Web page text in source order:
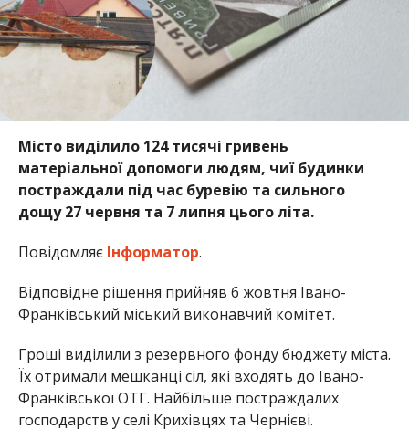
Місто виділило 124 тисячі гривень
матеріальної допомоги людям, чиї будинки
постраждали під час буревію та сильного
дощу 27 червня та 7 липня цього літа.
ПовідомляєІнформатор.
Відповідне рішення прийняв 6 жовтня Івано-
Франківський міський виконавчий комітет.
Гроші виділили з резервного фонду бюджету міста.
Їх отримали мешканці сіл, які входять до Івано-
Франківської ОТГ. Найбільше постраждалих
господарств у селі Крихівцях та Чернієві.